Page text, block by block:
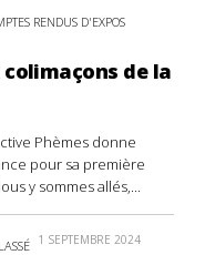
RENDUS D'EXPOS
de la
Phèmes donne
pour sa première
y sommes allés,...
1 SEPTEMBRE 2024